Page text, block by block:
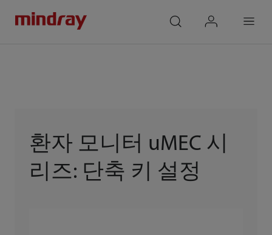
환자 모니터 uMEC 시
리즈: 단축 키 설정